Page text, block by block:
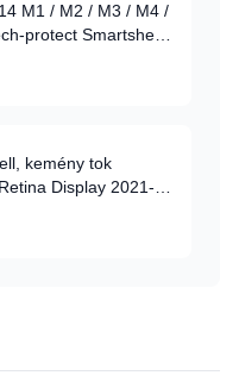
M1 / M2 / M3 / M4 /
protect Smartshell
kemény tok
Display 2021-